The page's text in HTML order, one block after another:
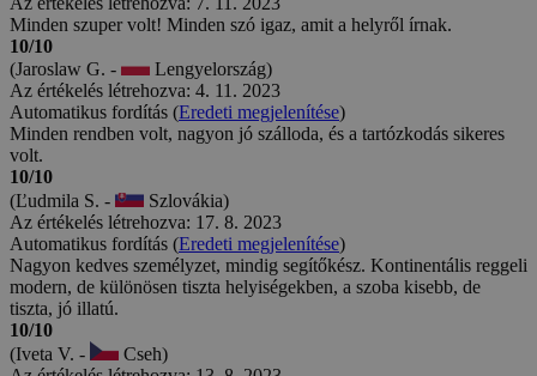
Minden szuper volt! Minden szó igaz, amit a helyről írnak.
10/10
(Jaroslaw G. -
Lengyelország)
Az értékelés létrehozva: 4. 11. 2023
Automatikus fordítás (Eredeti megjelenítése)
Minden rendben volt, nagyon jó szálloda, és a tartózkodás sikeres
volt.
10/10
(Ľudmila S. -
Szlovákia)
Az értékelés létrehozva: 17. 8. 2023
Automatikus fordítás (Eredeti megjelenítése)
Nagyon kedves személyzet, mindig segítőkész. Kontinentális reggeli
modern, de különösen tiszta helyiségekben, a szoba kisebb, de
tiszta, jó illatú.
10/10
(Iveta V. -
Cseh)